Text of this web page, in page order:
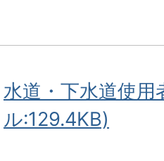
水道・下水道使
ル:129.4KB)